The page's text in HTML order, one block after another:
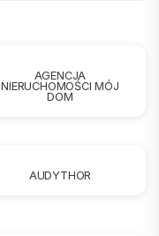
AGENCJA
NIERUCHOMOŚCI MÓJ
DOM
AUDYTHOR